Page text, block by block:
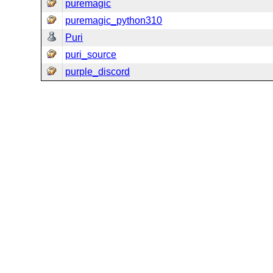
puremagic
puremagic_python310
Puri
puri_source
purple_discord